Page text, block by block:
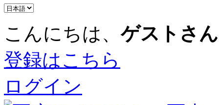
こんにちは、ゲストさん
登録はこちら
ログイン